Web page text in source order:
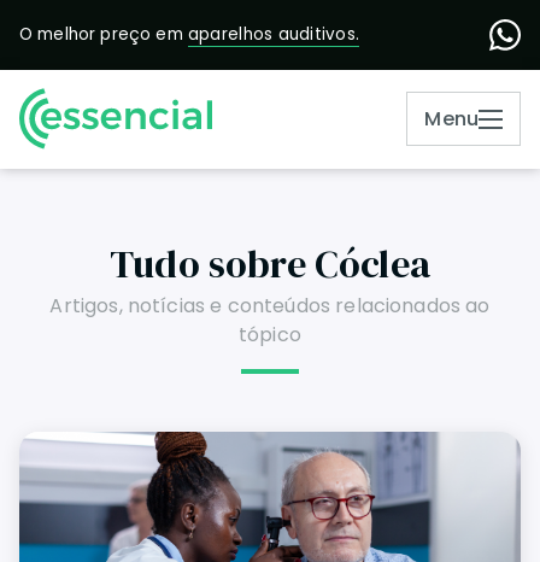
O melhor preço em aparelhos auditivos.
Menu
Tudo sobre Cóclea
Artigos, notícias e conteúdos relacionados ao
tópico